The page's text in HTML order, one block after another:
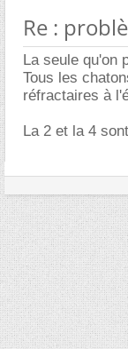
Re :
La seule qu'on
Tous les
réfractaires à
La 2 et la 4